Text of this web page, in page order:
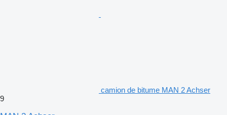
camion de bitume MAN 2 Achser
9